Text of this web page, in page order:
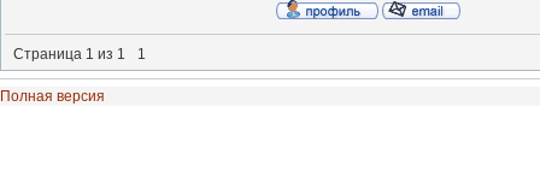
Страница 1 из 1 1
Полная версия